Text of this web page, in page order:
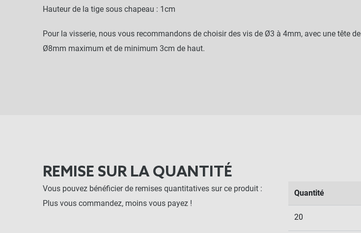
Hauteur de la tige sous chapeau : 1cm
Pour la visserie, nous vous recommandons de choisir des vis de Ø3 à 4mm, avec une tête de
Ø8mm maximum et de minimum 3cm de haut.
REMISE SUR LA QUANTITÉ
Vous pouvez bénéficier de remises quantitatives sur ce produit :
Plus vous commandez, moins vous payez !
Quantité
20